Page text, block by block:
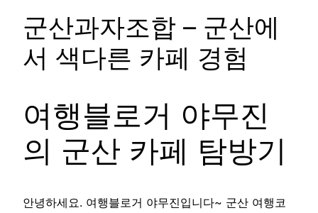
군산과자조합 – 군산에
서 색다른 카페 경험
여행블로거 야무진
의 군산 카페 탐방기
안녕하세요. 여행블로거 야무진입니다~ 군산 여행코